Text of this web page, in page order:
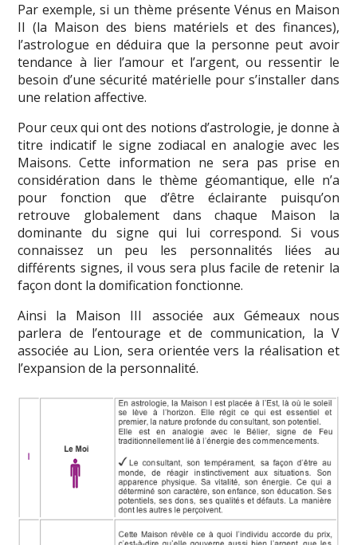
Par exemple, si un thème présente Vénus en Maison
II (la Maison des biens matériels et des finances),
l’astrologue en déduira que la personne peut avoir
tendance à lier l’amour et l’argent, ou ressentir le
besoin d’une sécurité matérielle pour s’installer dans
une relation affective.
Pour ceux qui ont des notions d’astrologie, je donne à
titre indicatif le signe zodiacal en analogie avec les
Maisons. Cette information ne sera pas prise en
considération dans le thème géomantique, elle n’a
pour fonction que d’être éclairante puisqu’on
retrouve globalement dans chaque Maison la
dominante du signe qui lui correspond. Si vous
connaissez un peu les personnalités liées au
différents signes, il vous sera plus facile de retenir la
façon dont la domification fonctionne.
Ainsi la Maison III associée aux Gémeaux nous
parlera de l’entourage et de communication, la V
associée au Lion, sera orientée vers la réalisation et
l’expansion de la personnalité.